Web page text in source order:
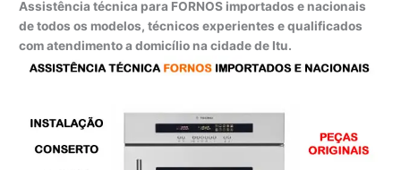
Assistência técnica para FORNOS importados e nacionais
de todos os modelos, técnicos experientes e qualificados
com atendimento a domicílio na cidade de Itu.